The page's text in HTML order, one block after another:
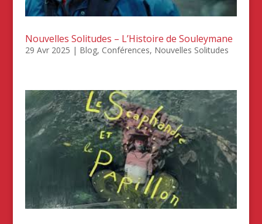
Nouvelles Solitudes – L’Histoire de Souleymane
29 Avr 2025 | Blog, Conférences, Nouvelles Solitudes